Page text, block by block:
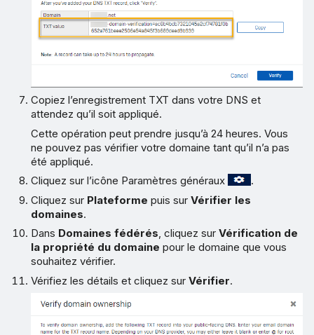
Copiez l’enregistrement TXT dans votre DNS et
attendez qu’il soit appliqué.
Cette opération peut prendre jusqu’à 24 heures. Vous
ne pouvez pas vérifier votre domaine tant qu’il n’a pas
été appliqué.
Cliquez sur l’icône Paramètres généraux
.
Cliquez sur Plateforme puis surVérifier les
domaines.
Dans Domaines fédérés, cliquez surVérification de
la propriété du domaine pour le domaine que vous
souhaitez vérifier.
Vérifiez les détails et cliquez surVérifier.